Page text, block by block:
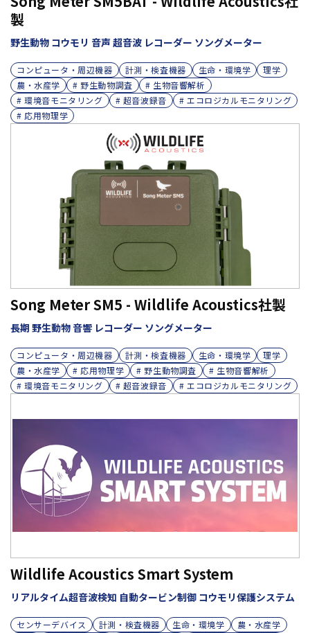
製
野生動物 コウモリ 音声 超音波 レコーダー ソングメーター
コンピュータ・周辺機器 計測・検査機器 生命・環境学
理学
農・水産学
# 野生動物調査
# 生物音響解析
# 環境音モニタリング
# 超音波録音
# エコロジカルモニタリング
# 応用物理学
Song Meter SM5 - Wildlife Acoustics社製
長期 野生動物 音響 レコーダー ソングメーター
コンピュータ・周辺機器 計測・検査機器 生命・環境学
理学
農・水産学
# 応用物理学 # 野生動物調査
# 生物音響解析
# 環境音モニタリング
# 超音波録音 # エコロジカルモニタリング
Wildlife Acoustics Smart System
リアルタイム超音波検知 自動タービン制御 コウモリ保護システム
センサーデバイス 計測・検査機器 生命・環境学
農・水産学